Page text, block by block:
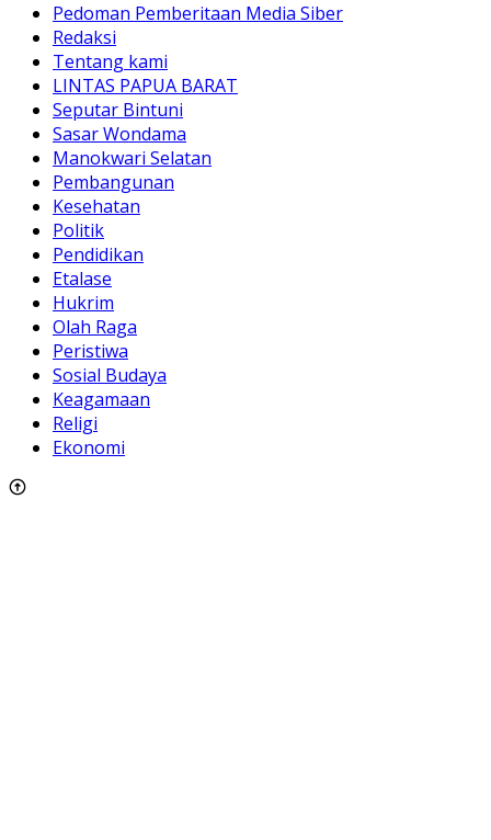
Pedoman Pemberitaan Media Siber
Redaksi
Tentang kami
LINTAS PAPUA BARAT
Seputar Bintuni
Sasar Wondama
Manokwari Selatan
Pembangunan
Kesehatan
Politik
Pendidikan
Etalase
Hukrim
Olah Raga
Peristiwa
Sosial Budaya
Keagamaan
Religi
Ekonomi